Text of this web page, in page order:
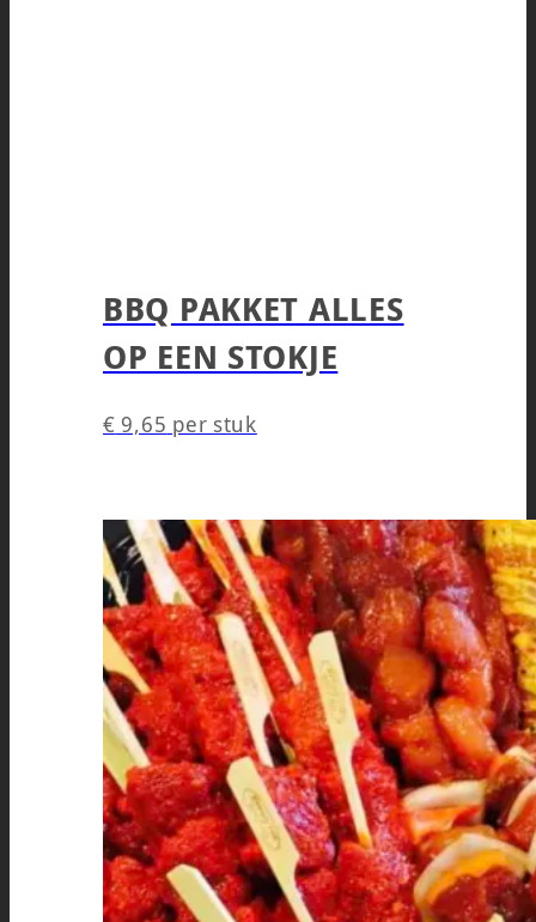
BBQ PAKKET ALLES
OP EEN STOKJE
€ 9,65 per stuk